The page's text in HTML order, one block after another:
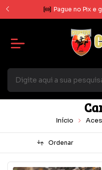
Pague no Pix e
Início
Ordenar